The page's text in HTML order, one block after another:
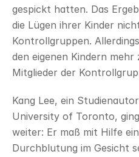
gespickt hatten. Das
die Lügen ihrer Kinder
Kontrollgruppen.
den eigenen Kindern mehr
Mitglieder der
Kang Lee, ein
University of Toronto,
weiter: Er maß mit Hilfe
Durchblutung im Gesicht